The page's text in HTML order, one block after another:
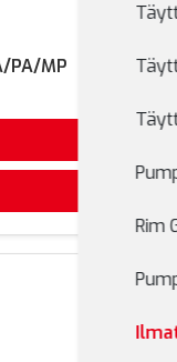
PA/MP
Rim